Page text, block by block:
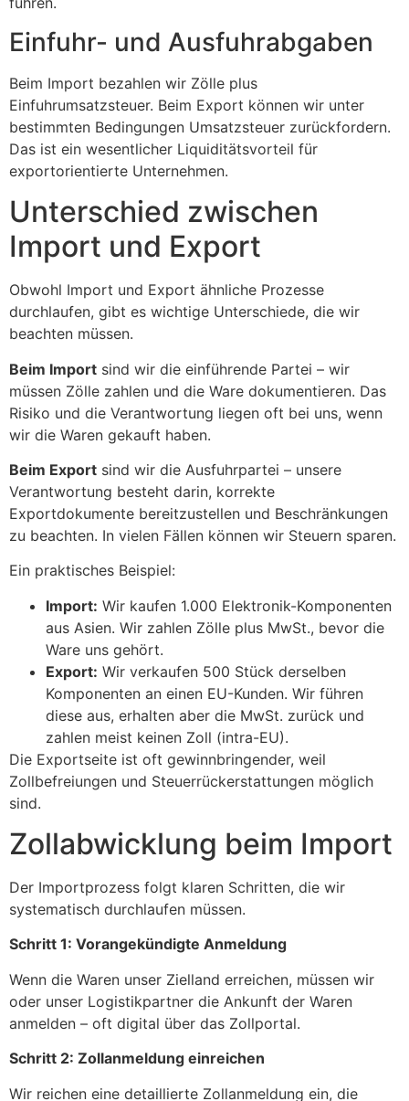
Einfuhr- und Ausfuhrabgaben
Beim Import bezahlen wir Zölle plus
Einfuhrumsatzsteuer. Beim Export können wir unter
bestimmten Bedingungen Umsatzsteuer zurückfordern.
Das ist ein wesentlicher Liquiditätsvorteil für
exportorientierte Unternehmen.
Unterschied zwischen
Import und Export
Obwohl Import und Export ähnliche Prozesse
durchlaufen, gibt es wichtige Unterschiede, die wir
beachten müssen.
Beim Import sind wir die einführende Partei – wir
müssen Zölle zahlen und die Ware dokumentieren. Das
Risiko und die Verantwortung liegen oft bei uns, wenn
wir die Waren gekauft haben.
Beim Export sind wir die Ausfuhrpartei – unsere
Verantwortung besteht darin, korrekte
Exportdokumente bereitzustellen und Beschränkungen
zu beachten. In vielen Fällen können wir Steuern sparen.
Ein praktisches Beispiel:
Import: Wir kaufen 1.000 Elektronik-Komponenten
aus Asien. Wir zahlen Zölle plus MwSt., bevor die
Ware uns gehört.
Export: Wir verkaufen 500 Stück derselben
Komponenten an einen EU-Kunden. Wir führen
diese aus, erhalten aber die MwSt. zurück und
zahlen meist keinen Zoll (intra-EU).
Die Exportseite ist oft gewinnbringender, weil
Zollbefreiungen und Steuerrückerstattungen möglich
sind.
Zollabwicklung beim Import
Der Importprozess folgt klaren Schritten, die wir
systematisch durchlaufen müssen.
Schritt 1: Vorangekündigte Anmeldung
Wenn die Waren unser Zielland erreichen, müssen wir
oder unser Logistikpartner die Ankunft der Waren
anmelden – oft digital über das Zollportal.
Schritt 2: Zollanmeldung einreichen
Wir reichen eine detaillierte Zollanmeldung ein, die